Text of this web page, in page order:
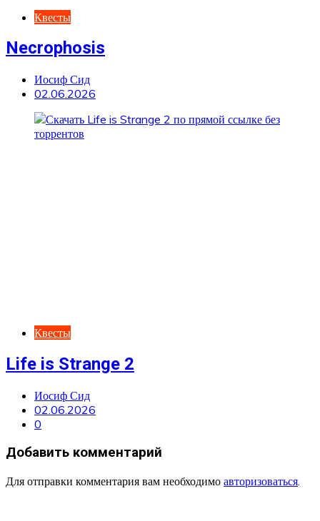
Квесты
Necrophosis
Иосиф Сид
02.06.2026
Квесты
Life is Strange 2
Иосиф Сид
02.06.2026
0
Добавить комментарий
Для отправки комментария вам необходимо авторизоваться